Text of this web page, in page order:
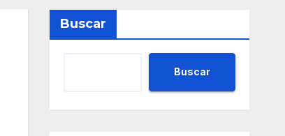
Buscar
Buscar